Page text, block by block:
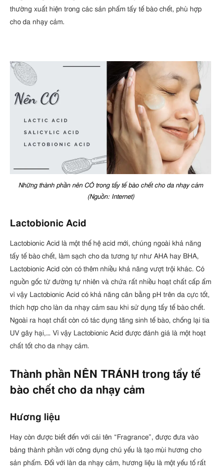
thường xuất hiện trong các sản phẩm tẩy tế bào chết, phù hợp
cho da nhạy cảm.
Những thành phần nên CÓ trong tẩy tế bào chết cho da nhạy cảm
(Nguồn: Internet)
Lactobionic Acid
Lactobionic Acid là một thế hệ acid mới, chúng ngoài khả năng
tẩy tế bào chết, làm sạch cho da tương tự như AHA hay BHA,
Lactobionic Acid còn có thêm nhiều khả năng vượt trội khác. Có
nguồn gốc từ đường tự nhiên và chứa rất nhiều hoạt chất cấp ẩm
vì vậy Lactobionic Acid có khả năng cân bằng pH trên da cực tốt,
thích hợp cho làn da nhạy cảm sau khi sử dụng tẩy tế bào chết.
Ngoài ra hoạt chất còn có tác dụng tăng sinh tế bào, chống lại tia
UV gây hại,… Vì vậy Lactobionic Acid được đánh giá là một hoạt
chất tốt cho da nhạy cảm.
Thành phần NÊN TRÁNH trong tẩy tế
bào chết cho da nhạy cảm
Hương liệu
Hay còn được biết đến với cái tên “Fragrance”, được đưa vào
bảng thành phần với công dụng chủ yếu là tạo mùi hương cho
sản phẩm. Đối với làn da nhạy cảm, hương liệu là một yếu tố rất